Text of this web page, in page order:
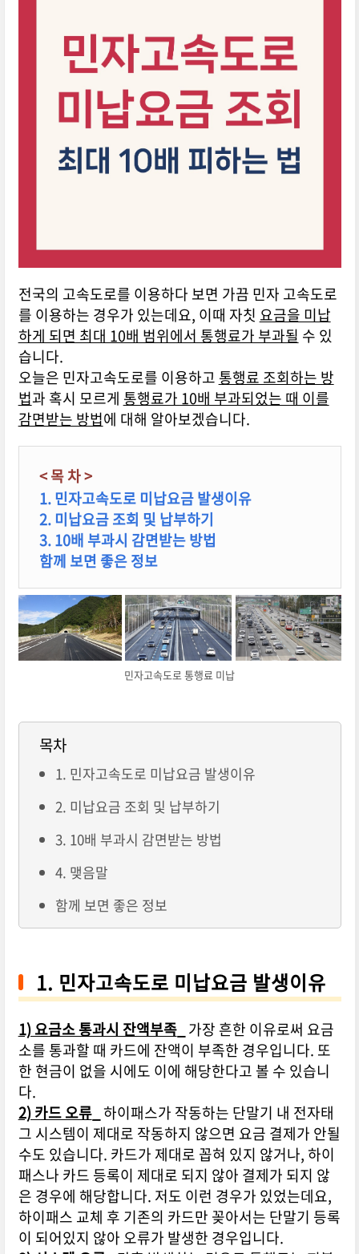
전국의 고속도로를 이용하다 보면 가끔 민자 고속도로
를 이용하는 경우가 있는데요, 이때 자칫 요금을 미납
하게 되면 최대 10배 범위에서 통행료가 부과될 수 있
습니다.
오늘은 민자고속도로를 이용하고 통행료 조회하는 방
법과 혹시 모르게 통행료가 10배 부과되었는 때 이를
감면받는 방법에 대해 알아보겠습니다.
< 목 차 >
1. 민자고속도로 미납요금 발생이유
2. 미납요금 조회 및 납부하기
3. 10배 부과시 감면받는 방법
함께 보면 좋은 정보
민자고속도로 통행료 미납
목차
1. 민자고속도로 미납요금 발생이유
2. 미납요금 조회 및 납부하기
3. 10배 부과시 감면받는 방법
4. 맺음말
함께 보면 좋은 정보
1. 민자고속도로 미납요금 발생이유
1) 요금소 통과시 잔액부족_ 가장 흔한 이유로써 요금
소를 통과할 때 카드에 잔액이 부족한 경우입니다. 또
한 현금이 없을 시에도 이에 해당한다고 볼 수 있습니
다.
2) 카드 오류_ 하이패스가 작동하는 단말기 내 전자태
그 시스템이 제대로 작동하지 않으면 요금 결제가 안될
수도 있습니다. 카드가 제대로 꼽혀 있지 않거나, 하이
패스나 카드 등록이 제대로 되지 않아 결제가 되지 않
은 경우에 해당합니다. 저도 이런 경우가 있었는데요,
하이패스 교체 후 기존의 카드만 꽂아서는 단말기 등록
이 되어있지 않아 오류가 발생한 경우입니다.